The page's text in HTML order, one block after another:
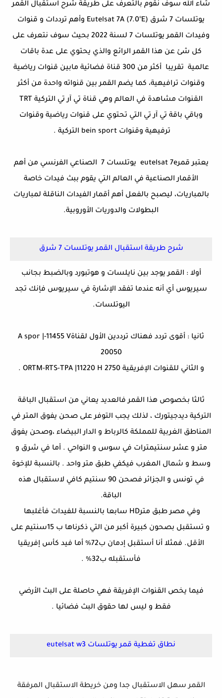
شاء الله سوف نقوم بالتعرف على طريقة شرح استقبال القمر
يوتلسات 7 شرق (Eutelsat 7A (7.0°E وأهم ترددات و قنوات
وفيدات القمر يوتلسات 7 لسنة 2022 بحيث سوف نتعرف على
كل شئ عن هذا القمر الرائع والذي يحتوي على عدة باقات
عالمية تقريبا أكثر من 300 قناة فضائية مابين قنوات رياضية
وقنوات ترافيهية، كما يضم القمر بين قنواته واحدة من أكثر
القنوات مشاهدة في العالم وهي قناة تي آر تي التركية TRT
وباقي باقة تي آر تي التي تحتوي على قنوات رياضية وقنوات
ترفيهية وقنوات bein sport التركية .
يعتبر قمرeutelsat 7e يوتلسات 7
الصناعي الفرنسي من أهم
الأقمار الصناعية في العالم التي يقوم ببث فيدات خاصة
بالمباريات، ليصبح بالفعل أهم أقمار الفيدات الناقلة لمباريات
البطولات والدوريات الأوروبية.
شرحطريقة استقبال القمر يوتلسات 7 شرق
أولا : القمر يوجد بين نايلسات و هوتبورد وبالضبط بجانب
سيريوس أي أنه عندما تفقد الإشارة في سيريوس فإنك تجد
اليوتلسات.
ثانيا : أقوى تردد فهناك ترددين الأول لقناةA spor |-11455 V
20050
و الثاني للقنوات الإفريقية ORTM-RTS-TPA |11220 H 2750 .
ثالثا بخصوص هذا القمر فالعديد يعاني من استقبال الباقة
التركية ديدجيتورك ، لذلك يجب التوفر على صحن يفوق المتر في
المناطق الغربية للمملكة كالرباط و الدار البيضاء ،وصحن يفوق
متر و عشر سنتيمترات في سوس و النواحي . أما في شرق و
وسط و شمال المغرب فيكفي طبق متر واحد . بالنسبة للإخوة
في تونس و الجزائر فصحن 90 سنتيم كافي لاستقبال هذه
الباقة.
وفي مصر طبق مترHD سابعا بالنسبة للفيدات فأغلبها
و تستقبل بصحون كبيرة أكبر من التي ذكرناها ب 15سنتيم على
الأقل. فمثلا أنا أستقبل إدمان ب72% أما فيد كأس إفريقيا
فأستقبله ب32% .
فيما يخص القنوات الإفريقة فهي حاصلة على البث الأرضي
فقط و ليس لها حقوق البث فضائيا .
نطاق تغطية قمر يوتلسات eutelsat w3
القمر سهل الاستقبال جدا ومن خريطة الاستقبال المرفقة